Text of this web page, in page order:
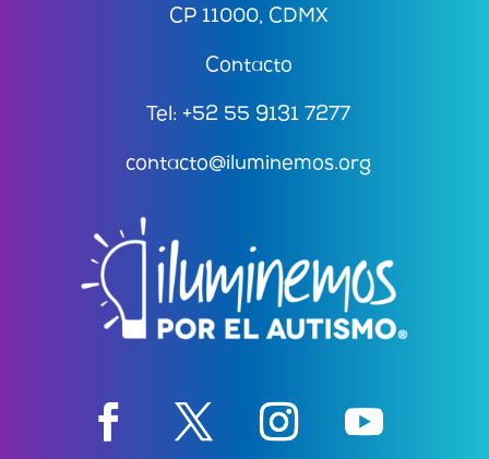
CP 11000, CDMX
Contacto
Tel: +52 55 9131 7277
contacto@iluminemos.org